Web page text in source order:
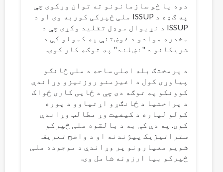
دوه یا څو سازمانونو ته توان ورکوی چې
په ګډه د ISSUP ملی څپرکی کوربه وی او د
ISSUP د نړیوال موډل تقلید وکړی چې د
مخدره موادو د غوښتنې په کمولو کې د
شریکانو د "نښلند" په توګه کار کوی.
د پرمختګ بله اصلی ساحه د ملی څانګو
پیاوړی کول د اغیزمنو روزنیزو وړاندې
کوونکو په توګه دی چې د ځایی کاری ځواک
د پراختیا د ځانګړو اړتیاوو د پوره
کولو لپاره د کیفیت وړ مطالب وړاندې
کوی. په دې کې به د بالقوه ملی څپرکو
ستراتیژیک پیژندنه او د واضح تعریف
شویو معیارونو پر وړاندې د موجوده ملی
څپرکو بیا ارزونه شامل وی.